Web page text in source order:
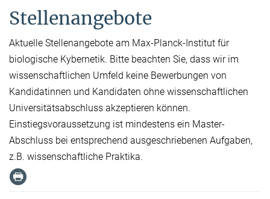
Stellenangebote
Aktuelle Stellenangebote am Max-Planck-Institut für
biologische Kybernetik. Bitte beachten Sie, dass wir im
wissenschaftlichen Umfeld keine Bewerbungen von
Kandidatinnen und Kandidaten ohne wissenschaftlichen
Universitätsabschluss akzeptieren können.
Einstiegsvoraussetzung ist mindestens ein Master-
Abschluss bei entsprechend ausgeschriebenen Aufgaben,
z.B. wissenschaftliche Praktika.